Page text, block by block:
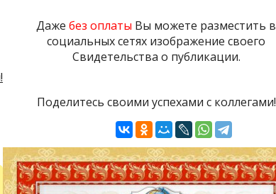
Даже без оплаты Вы можете разместить в
социальных сетях изображение своего
Свидетельства о публикации.
Поделитесь своими успехами с коллегами!